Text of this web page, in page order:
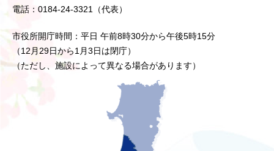
電話：0184-24-3321（代表）
市役所開庁時間：平日 午前8時30分から午後5時15分
（12月29日から1月3日は閉庁）
（ただし、施設によって異なる場合があります）